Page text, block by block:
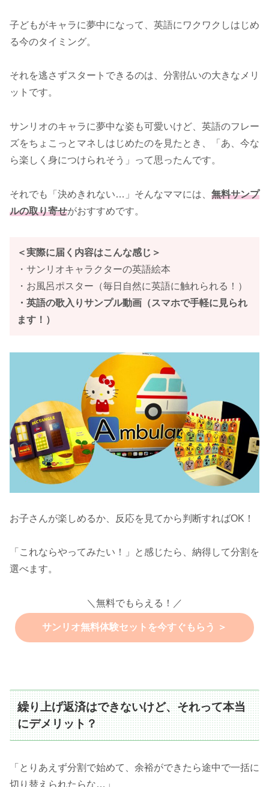
子どもがキャラに夢中になって、英語にワクワクしはじめ
る今のタイミング。
それを逃さずスタートできるのは、分割払いの大きなメリ
ットです。
サンリオのキャラに夢中な姿も可愛いけど、英語のフレー
ズをちょこっとマネしはじめたのを見たとき、「あ、今な
ら楽しく身につけられそう」って思ったんです。
それでも「決めきれない…」そんなママには、 無料サンプ
ルの取り寄せがおすすめです。
＜実際に届く内容はこんな感じ＞
・サンリオキャラクターの英語絵本
・お風呂ポスター（毎日自然に英語に触れられる！）
・英語の歌入りサンプル動画（スマホで手軽に見られ
ます！）
お子さんが楽しめるか、反応を見てから判断すればOK！
「これならやってみたい！」と感じたら、納得して分割を
選べます。
＼無料でもらえる！／
サンリオ無料体験セットを今すぐもらう ＞
繰り上げ返済はできないけど、それって本当
にデメリット？
「とりあえず分割で始めて、余裕ができたら途中で一括に
切り替えられたらな…」